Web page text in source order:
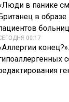
в панике
в
00:17